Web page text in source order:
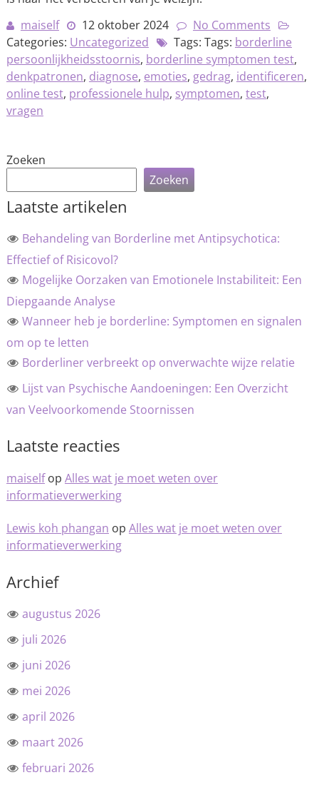
maiself
12 oktober 2024
No Comments
Categories: Uncategorized Tags: Tags: borderline
persoonlijkheidsstoornis, borderline symptomen test,
denkpatronen, diagnose, emoties, gedrag, identificeren,
online test, professionele hulp, symptomen, test,
vragen
Zoeken
Zoeken
Laatste artikelen
Behandeling van Borderline met Antipsychotica:
Effectief of Risicovol?
Mogelijke Oorzaken van Emotionele Instabiliteit: Een
Diepgaande Analyse
Wanneer heb je borderline: Symptomen en signalen
om op te letten
Borderliner verbreekt op onverwachte wijze relatie
Lijst van Psychische Aandoeningen: Een Overzicht
van Veelvoorkomende Stoornissen
Laatste reacties
maiselfop Alles wat je moet weten over
informatieverwerking
Lewis koh phangan op Alles wat je moet weten over
informatieverwerking
Archief
augustus 2026
juli 2026
juni 2026
mei 2026
april 2026
maart 2026
februari 2026